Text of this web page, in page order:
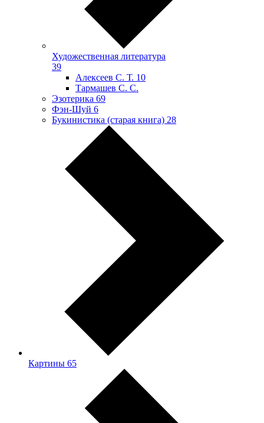
Художественная литература
39
Алексеев С. Т. 10
Тармашев С. С.
Эзотерика 69
Фэн-Шуй 6
Букинистика (старая книга) 28
Картины 65